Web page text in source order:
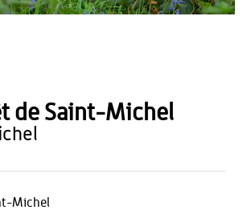
de Saint-Michel
Michel